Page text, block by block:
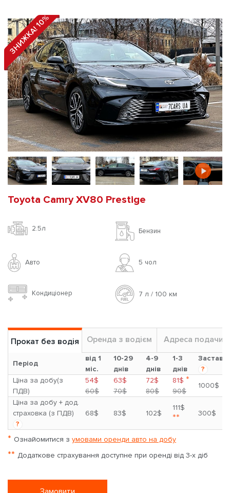
ЗНИЖКА! 10%
Toyota Camry XV80 Prestige
2.5л Бензин
Авто 5 чoл
Кондиціонер 7 л / 100 км
Прокат без водія Оренда з водієм Адреса подачи
Період
від 1
міс.
10-29
днів
4-9
днів
1-3
днів
Застава
?
Ціна за добу(з
ПДВ)
54$
60$
63$
70$
72$
80$
81$ *
90$
1000$
Ціна за добу + дод.
страховка (з ПДВ)
?
68$ 83$ 102$
111$
** 300$
* Ознайомитися з умовами оренди авто на добу
** Додаткове страхування доступне при оренді від 3-х діб